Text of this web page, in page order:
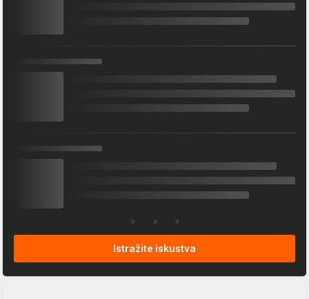
Istražite iskustva